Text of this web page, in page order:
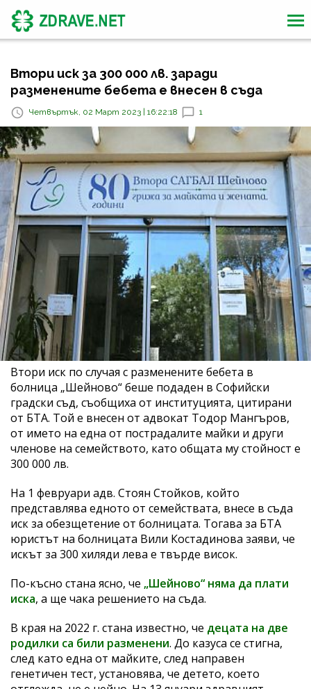
Втори иск за 300 000 лв. заради
разменените бебета е внесен в съда
Четвъртък, 02 Март 2023 | 16:22:18 1
Втори иск по случая с разменените бебета в
болница „Шейново“ беше подаден в Софийски
градски съд, съобщиха от институцията, цитирани
от БТА. Той е внесен от адвокат Тодор Мангъров,
от името на една от пострадалите майки и други
членове на семейството, като общата му стойност е
300 000 лв.
На 1 февруари адв. Стоян Стойков, който
представлява едното от семействата, внесе в съда
иск за обезщетение от болницата. Тогава за БТА
юристът на болницата Вили Костадинова заяви, че
искът за 300 хиляди лева е твърде висок.
По-късно стана ясно, че „Шейново“ няма да плати
иска, а ще чака решението на съда.
В края на 2022 г. стана известно, че децата на две
родилки са били разменени. До казуса се стигна,
след като една от майките, след направен
генетичен тест, установява, че детето, което